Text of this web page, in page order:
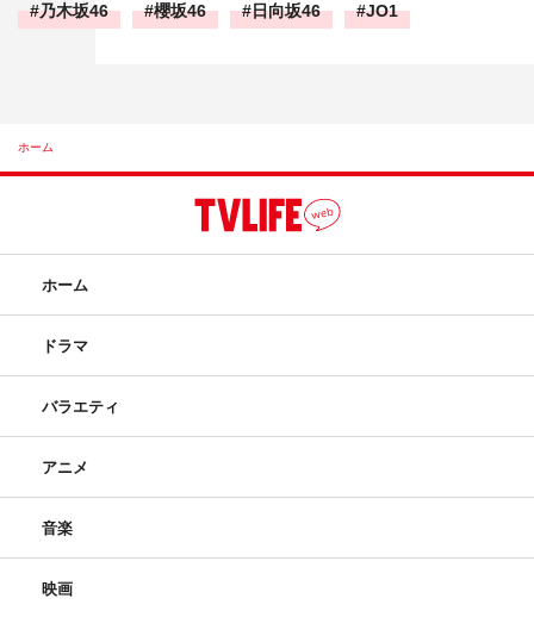
乃木坂46 櫻坂46 日向坂46 JO1
ホーム
ホーム
ドラマ
バラエティ
アニメ
音楽
映画